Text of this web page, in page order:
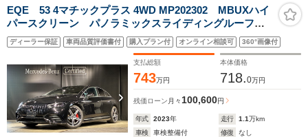
EQE 53 4マチックプラス 4WD MP202302 MBUXハイ
パースクリーン パノラミックスライディングルーフ
AMGカーボンファイバーインテリアトリム マルチコン
トロールシートバックパッケージ リア・アクスルステ
アリング
ディーラー保証 車両品質評価書付 購入プラン付 オンライン相談可 360°画像付
支払総額
743万円
本体価格
718.0万円
残価ローン 月々 100,600円
年式 2023年 走行 1.1万km
車検
車検整備付 修復
なし